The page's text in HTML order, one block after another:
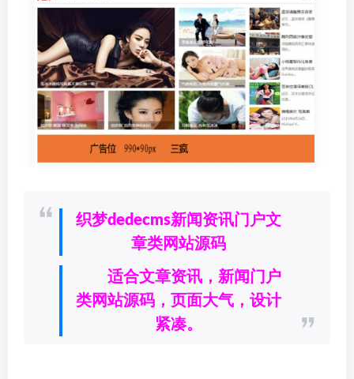
织梦dedecms新闻资讯门户文
章类网站源码
适合文章资讯，新闻门户
类网站源码，页面大气，设计
紧凑。